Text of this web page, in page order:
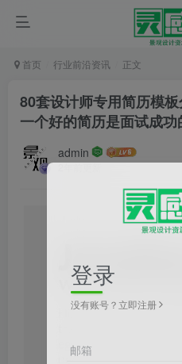
首页 行业前沿资讯 正文
80套设计师专用简历模板
一个好的简历是面试成功
admin
2年前更新
登录
没有账号？立即注册
邮箱